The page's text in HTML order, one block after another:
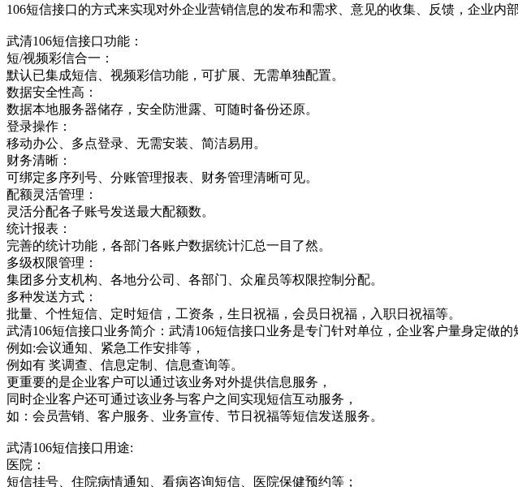
106短信接口的方式来实现对外企业营销信息的发布和需求、意见的收集、反馈，企业内
武清106短信接口功能：
短/视频彩信合一：
默认已集成短信、视频彩信功能，可扩展、无需单独配置。
数据安全性高：
数据本地服务器储存，安全防泄露、可随时备份还原。
登录操作：
移动办公、多点登录、无需安装、简洁易用。
财务清晰：
可绑定多序列号、分账管理报表、财务管理清晰可见。
配额灵活管理：
灵活分配各子账号发送最大配额数。
统计报表：
完善的统计功能，各部门各账户数据统计汇总一目了然。
多级权限管理：
集团多分支机构、各地分公司、各部门、众雇员等权限控制分配。
多种发送方式：
批量、个性短信、定时短信，工资条，生日祝福，会员日祝福，入职日祝福等。
武清106短信接口业务简介：武清106短信接口业务是专门针对单位，企业客户量身定做
例如:会议通知、紧急工作安排等，
例如有 奖调查、信息定制、信息查询等。
更重要的是企业客户可以通过该业务对外提供信息服务，
同时企业客户还可通过该业务与客户之间实现短信互动服务，
如：会员营销、客户服务、业务宣传、节日祝福等短信发送服务。
武清106短信接口用途:
医院：
短信挂号、住院病情通知、看病咨询短信、医院保健预约等；